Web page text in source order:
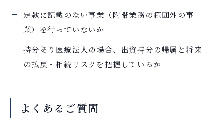
定款に記載のない事業（附帯業務の範囲外の事
業）を行っていないか
持分あり医療法人の場合、出資持分の帰属と将来
の払戻・相続リスクを把握しているか
よくあるご質問